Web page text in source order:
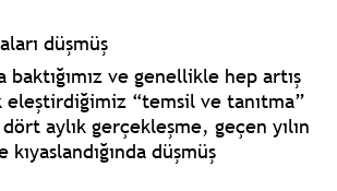
düşmüş
baktığımız ve genellikle hep artış
“temsil ve tanıtma”
aylık gerçekleşme, geçen yılın
düşmüş